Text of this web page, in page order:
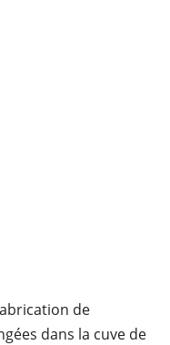
de
dans la cuve de